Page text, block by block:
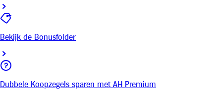
Bekijk de Bonusfolder
Dubbele Koopzegels sparen met AH Premium